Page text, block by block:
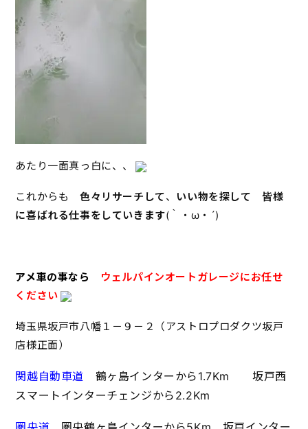
あたり一面真っ白に、、
これからも 色々リサーチして、 いい物を探して 皆様
に喜ばれる仕事をしていきます(｀・ω・´)
アメ車の事なら
ウェルパインオートガレージにお任せ
ください
埼玉県坂戸市八幡１－９－２（アストロプロダクツ坂戸
店様正面）
関越自動車道 鶴ヶ島インターから1.7Km 坂戸西
スマートインターチェンジから2.2Km